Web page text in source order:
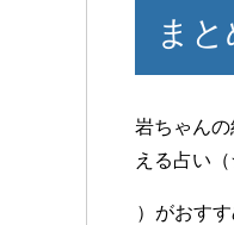
まと
岩ちゃん
える占い
）がおす